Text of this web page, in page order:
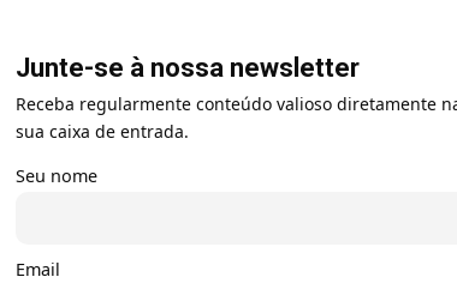
Junte-se à nossa newsletter
Receba regularmente conteúdo valioso diretamente
sua caixa de entrada.
Seu nome
Email